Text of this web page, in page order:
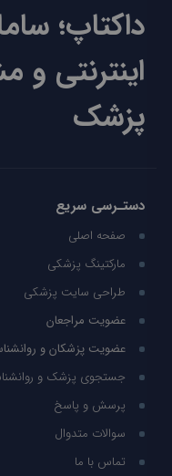
داکتاپ؛
اینترنتی و
پزشک
دستـرسی سریع
صفحه اصلی
مارکتینگ پزشکی
طراحی سایت پزشکی
عضویت مراجعان
عضویت پزشکان و
جستجوی پزشک و
پرسش و پاسخ
سوالات متدوال
تماس با ما